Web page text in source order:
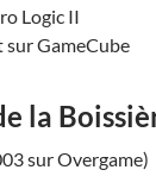
Logic II
GameCube
la
sur Overgame)